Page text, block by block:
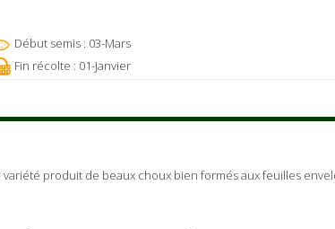
Début semis : 03-Mars
Fin récolte : 01-Janvier
produit de beaux choux bien formés aux feuilles